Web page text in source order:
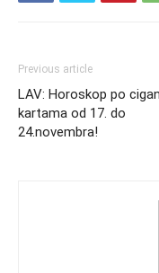
Previous article
LAV: Horoskop po
kartama od 17. do
24.novembra!